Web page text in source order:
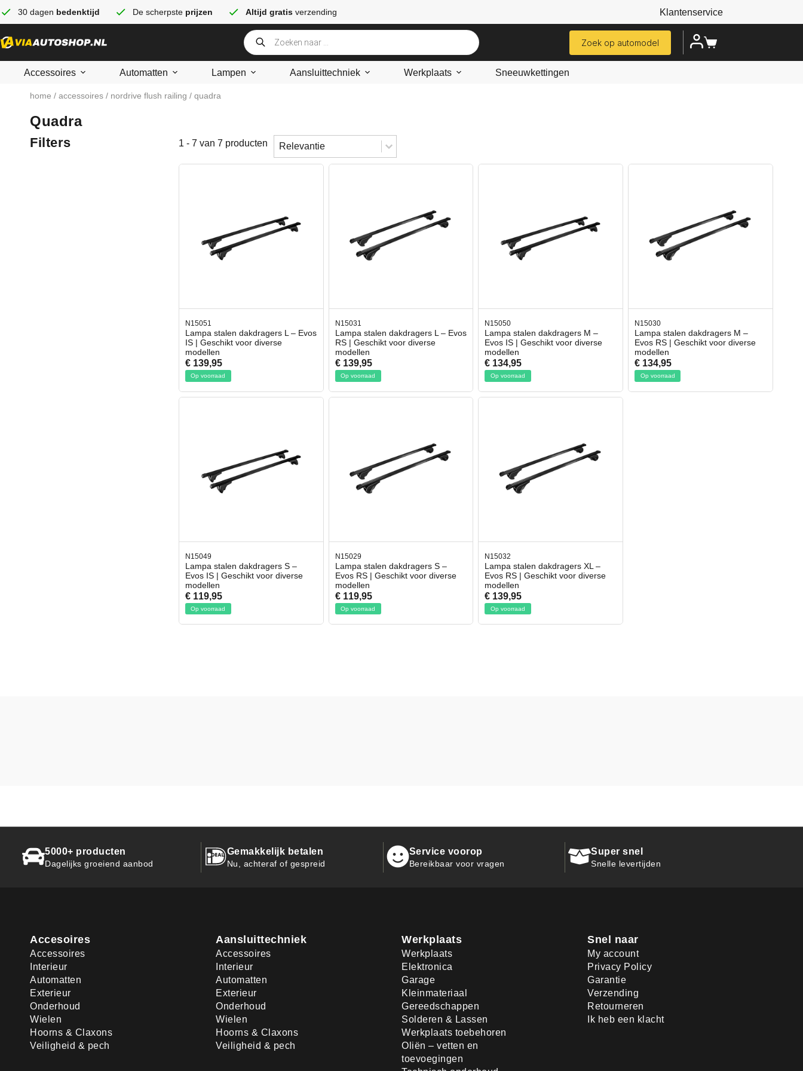
30 dagen bedenktijd De scherpste prijzen Altijd gratis verzending Klantenservice
Zoek op automodel
Accessoires Automatten Lampen Aansluittechniek Werkplaats Sneeuwkettingen
home / accessoires / nordrive flush railing / quadra
Quadra
Filters 1 - 7 van 7 producten Sorteren
Sort content
Sort content
N15051
Lampa stalen dakdragers L – Evos
IS | Geschikt voor diverse
modellen
€ 139,95
Op voorraad
N15031
Lampa stalen dakdragers L – Evos
RS | Geschikt voor diverse
modellen
€ 139,95
Op voorraad
N15050
Lampa stalen dakdragers M –
Evos IS | Geschikt voor diverse
modellen
€ 134,95
Op voorraad
N15030
Lampa stalen dakdragers M –
Evos RS | Geschikt voor diverse
modellen
€ 134,95
Op voorraad
N15049
Lampa stalen dakdragers S –
Evos IS | Geschikt voor diverse
modellen
€ 119,95
Op voorraad
N15029
Lampa stalen dakdragers S –
Evos RS | Geschikt voor diverse
modellen
€ 119,95
Op voorraad
N15032
Lampa stalen dakdragers XL –
Evos RS | Geschikt voor diverse
modellen
€ 139,95
Op voorraad
5000+ producten
Dagelijks groeiend aanbod
Gemakkelijk betalen
Nu, achteraf of gespreid
Service voorop
Bereikbaar voor vragen
Super snel
Snelle levertijden
Accesoires
Accessoires
Interieur
Automatten
Exterieur
Onderhoud
Wielen
Hoorns & Claxons
Veiligheid & pech
Aansluittechniek
Accessoires
Interieur
Automatten
Exterieur
Onderhoud
Wielen
Hoorns & Claxons
Veiligheid & pech
Werkplaats
Werkplaats
Elektronica
Garage
Kleinmateriaal
Gereedschappen
Solderen & Lassen
Werkplaats toebehoren
Oliën – vetten en
toevoegingen
Snel naar
My account
Privacy Policy
Garantie
Verzending
Retourneren
Ik heb een klacht